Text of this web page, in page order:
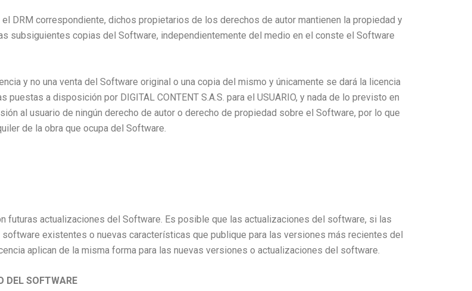
DRM correspondiente, dichos propietarios de los derechos de autor mantienen la propiedad y
subsiguientes copias del Software, independientemente del medio en el conste el Software
y no una venta del Software original o una copia del mismo y únicamente se dará la licencia
a disposición por DIGITAL CONTENT S.A.S. para el USUARIO, y nada de lo previsto en
al usuario de ningún derecho de autor o derecho de propiedad sobre el Software, por lo que
de la obra que ocupa del Software.
futuras actualizaciones del Software. Es posible que las actualizaciones del software, si las
existentes o nuevas características que publique para las versiones más recientes del
aplican de la misma forma para las nuevas versiones o actualizaciones del software.
DEL SOFTWARE